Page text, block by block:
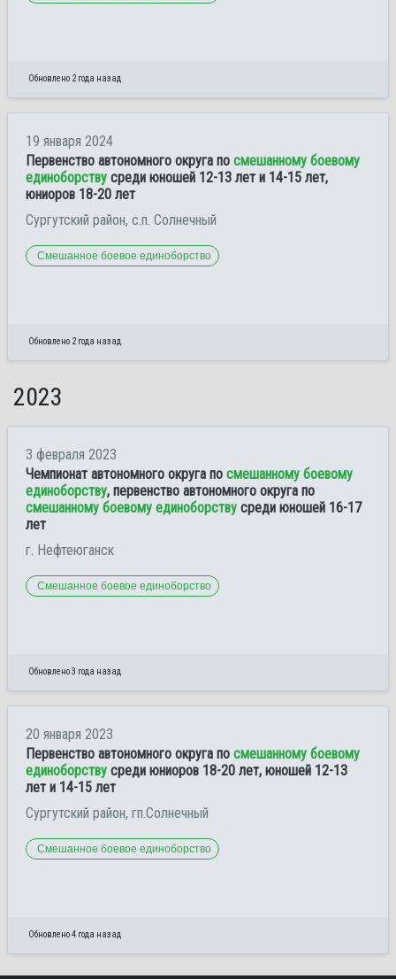
Обновлено 2 года назад
19 января 2024
Первенство автономного округа по смешанному боевому
единоборству среди юношей 12-13 лет и 14-15 лет,
юниоров 18-20 лет
Сургутский район, с.п. Солнечный
Смешанное боевое единоборство
Обновлено 2 года назад
2023
3 февраля 2023
Чемпионат автономного округа по смешанному боевому
единоборству, первенство автономного округа по
смешанному боевому единоборству среди юношей 16-17
лет
г. Нефтеюганск
Смешанное боевое единоборство
Обновлено 3 года назад
20 января 2023
Первенство автономного округа по смешанному боевому
единоборству среди юниоров 18-20 лет, юношей 12-13
лет и 14-15 лет
Сургутский район, гп.Солнечный
Смешанное боевое единоборство
Обновлено 4 года назад